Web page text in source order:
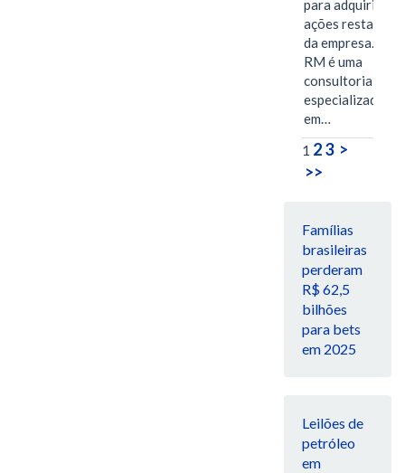
para adquirir as
ações restantes
da empresa. A S-
RM é uma
consultoria
especializada
em…
1 23 >
>>
Famílias
brasileiras
perderam
R$ 62,5
bilhões
para bets
em 2025
Leilões de
petróleo
em